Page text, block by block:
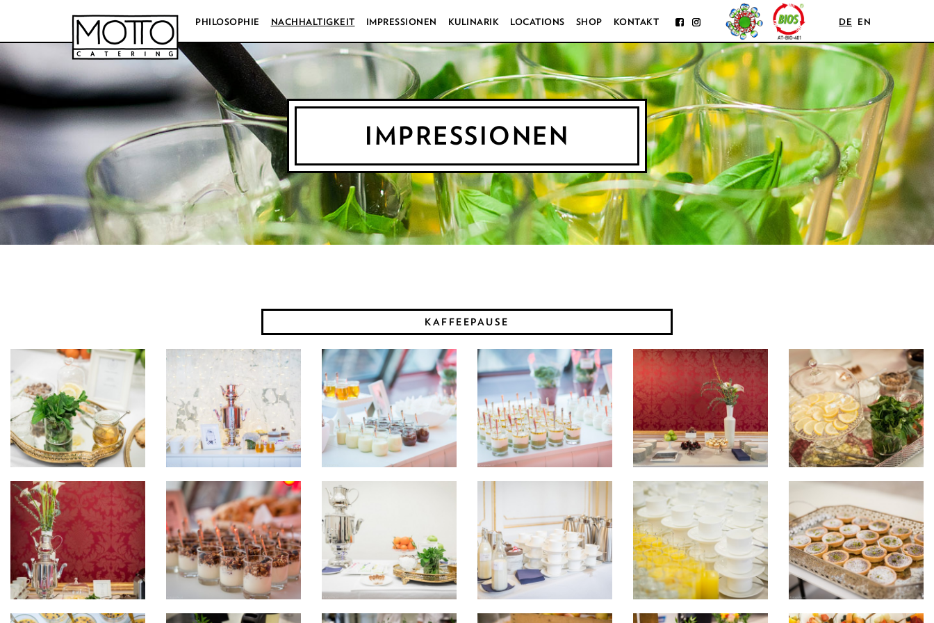
PHILOSOPHIE NACHHALTIGKEIT IMPRESSIONEN KULINARIK LOCATIONS SHOP KONTAKT DE EN
IMPRESSIONEN
KAFFEEPAUSE